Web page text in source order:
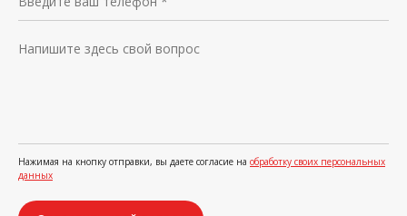
Нажимая на кнопку отправки, вы даете согласие на обработку своих персональных
данных